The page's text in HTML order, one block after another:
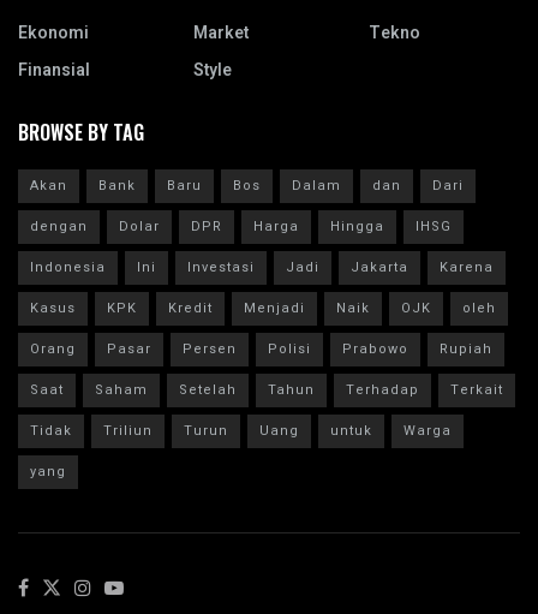
Ekonomi
Finansial
Market
Style
Tekno
BROWSE BY TAG
Akan Bank Baru Bos Dalam dan
Dari
dengan
Dolar DPR Harga Hingga
IHSG
Indonesia
Ini Investasi Jadi Jakarta
Karena
Kasus
KPK Kredit Menjadi Naik OJK
oleh
Orang
Pasar Persen Polisi Prabowo
Rupiah
Saat
Saham Setelah Tahun Terhadap
Terkait
Tidak
Triliun Turun Uang untuk
Warga
yang